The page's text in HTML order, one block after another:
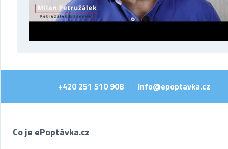
+420 251 510 908 info@epoptavka.cz
Co je ePoptávka.cz